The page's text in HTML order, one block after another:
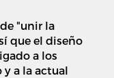
"unir la
que el diseño
a los
y a la actual